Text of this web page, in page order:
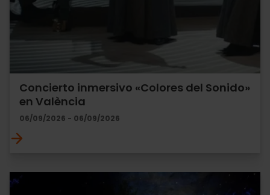
Concierto inmersivo «Colores del Sonido»
en València
06/09/2026 - 06/09/2026